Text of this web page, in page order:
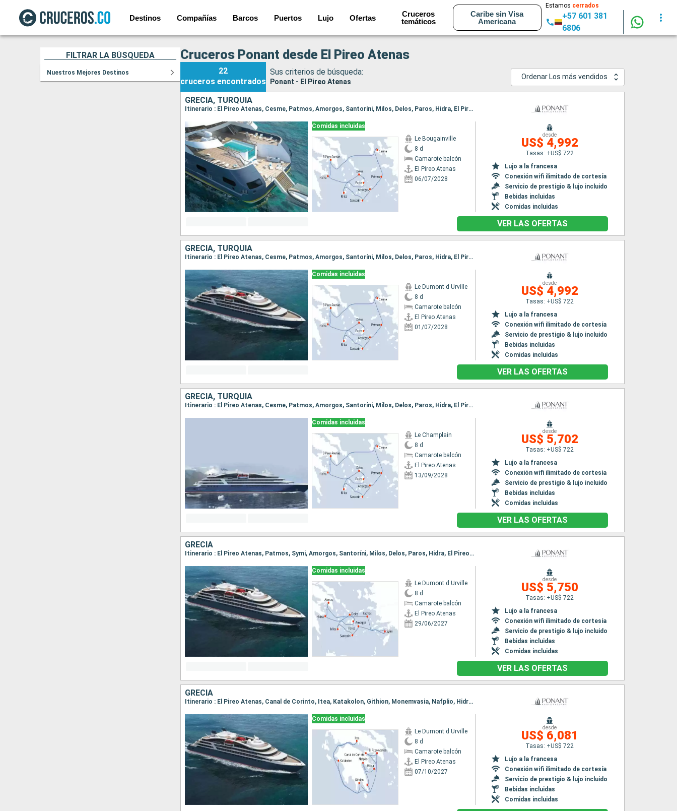
Destinos Compañías Barcos Puertos Lujo Ofertas
Cruceros
temáticos
Caribe sin Visa
Americana
Estamos cerrados
+57 601 381
6806
FILTRAR LA BÚSQUEDA
Nuestros Mejores Destinos
Cruceros Ponant desde El Pireo Atenas
22
cruceros encontrados
Sus criterios de búsqueda:
Ponant - El Pireo Atenas
Ordenar Los más vendidos
GRECIA, TURQUÍA
Itinerario : El Pireo Atenas, Cesme, Patmos, Amorgos, Santoríni, Milos, Delos, Paros, Hidra, El Pireo Atenas
Comidas incluidas
Le Bougainville
8 d
Camarote balcón
El Pireo Atenas
06/07/2028
desde
US$ 4,992
Tasas: +US$ 722
Lujo a la francesa
Conexión wifi ilimitado de cortesía
Servicio de prestigio & lujo incluido
Bebidas incluidas
Comidas incluidas
VER LAS OFERTAS
GRECIA, TURQUÍA
Itinerario : El Pireo Atenas, Cesme, Patmos, Amorgos, Santoríni, Milos, Delos, Paros, Hidra, El Pireo Atenas
Comidas incluidas
Le Dumont d Urville
8 d
Camarote balcón
El Pireo Atenas
01/07/2028
desde
US$ 4,992
Tasas: +US$ 722
Lujo a la francesa
Conexión wifi ilimitado de cortesía
Servicio de prestigio & lujo incluido
Bebidas incluidas
Comidas incluidas
VER LAS OFERTAS
GRECIA, TURQUÍA
Itinerario : El Pireo Atenas, Cesme, Patmos, Amorgos, Santoríni, Milos, Delos, Paros, Hidra, El Pireo Atenas
Comidas incluidas
Le Champlain
8 d
Camarote balcón
El Pireo Atenas
13/09/2028
desde
US$ 5,702
Tasas: +US$ 722
Lujo a la francesa
Conexión wifi ilimitado de cortesía
Servicio de prestigio & lujo incluido
Bebidas incluidas
Comidas incluidas
VER LAS OFERTAS
GRECIA
Itinerario : El Pireo Atenas, Patmos, Symi, Amorgos, Santoríni, Milos, Delos, Paros, Hidra, El Pireo Atenas
Comidas incluidas
Le Dumont d Urville
8 d
Camarote balcón
El Pireo Atenas
29/06/2027
desde
US$ 5,750
Tasas: +US$ 722
Lujo a la francesa
Conexión wifi ilimitado de cortesía
Servicio de prestigio & lujo incluido
Bebidas incluidas
Comidas incluidas
VER LAS OFERTAS
GRECIA
Itinerario : El Pireo Atenas, Canal de Corinto, Itea, Katakolon, Githion, Monemvasia, Nafplio, Hidra, El Pireo Atenas
Comidas incluidas
Le Dumont d Urville
8 d
Camarote balcón
El Pireo Atenas
07/10/2027
desde
US$ 6,081
Tasas: +US$ 722
Lujo a la francesa
Conexión wifi ilimitado de cortesía
Servicio de prestigio & lujo incluido
Bebidas incluidas
Comidas incluidas